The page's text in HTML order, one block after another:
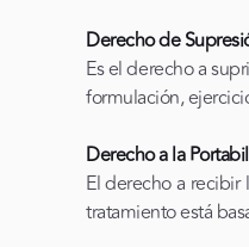
Derecho de
Es el derecho a
formulación,
Derecho a la
El derecho a recibir
tratamiento está